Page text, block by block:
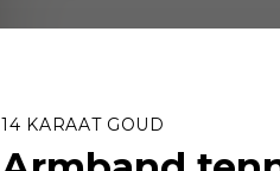
14 KARAAT GOUD